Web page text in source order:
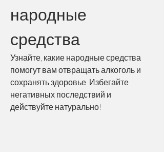
народные
средства
Узнайте, какие народные средства
помогут вам отвращать алкоголь и
сохранять здоровье. Избегайте
негативных последствий и
действуйте натурально!